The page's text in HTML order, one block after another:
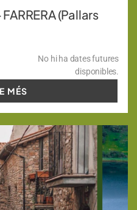
(Pallars
No hi ha dates futures
disponibles.
MÉS